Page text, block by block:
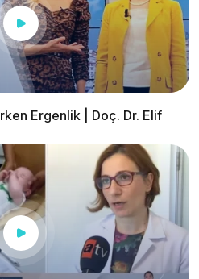
Ergenlik | Doç. Dr. Elif